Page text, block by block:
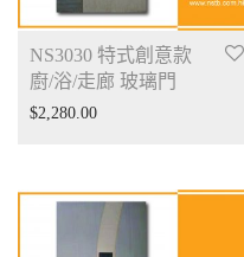
NS3030 特式創意款
廚/浴/走廊 玻璃門
$2,280.00